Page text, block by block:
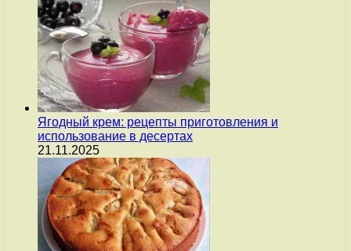
Ягодный крем: рецепты приготовления и
использование в десертах
21.11.2025